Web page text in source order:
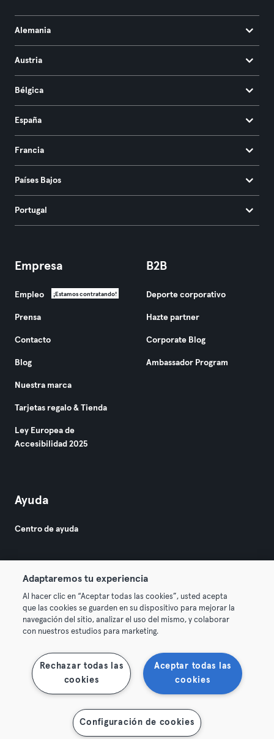
Alemania
Austria
Bélgica
España
Francia
Países Bajos
Portugal
Empresa
Empleo ¡Estamos contratando!
Prensa
Contacto
Blog
Nuestra marca
Tarjetas regalo & Tienda
Ley Europea de
Accesibilidad 2025
B2B
Deporte corporativo
Hazte partner
Corporate Blog
Ambassador Program
Ayuda
Centro de ayuda
© 2026 Urban Sports Group GmbH. All rights reserved.
Términos y condiciones Privacidad
Rescindir contratos aquí Desistir de contratos aquí
Adaptaremos tu experiencia
Al hacer clic en “Aceptar todas las cookies”, usted acepta
que las cookies se guarden en su dispositivo para mejorar la
navegación del sitio, analizar el uso del mismo, y colaborar
con nuestros estudios para marketing.
Aceptar todas las
cookies
Rechazar todas las
cookies
Configuración de cookies